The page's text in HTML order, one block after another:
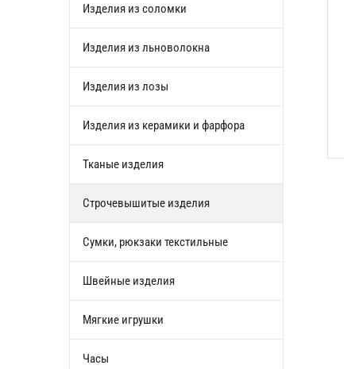
Изделия из соломки
Изделия из льноволокна
Изделия из лозы
Изделия из керамики и фарфора
Тканые изделия
Строчевышитые изделия
Сумки, рюкзаки текстильные
Швейные изделия
Мягкие игрушки
Часы